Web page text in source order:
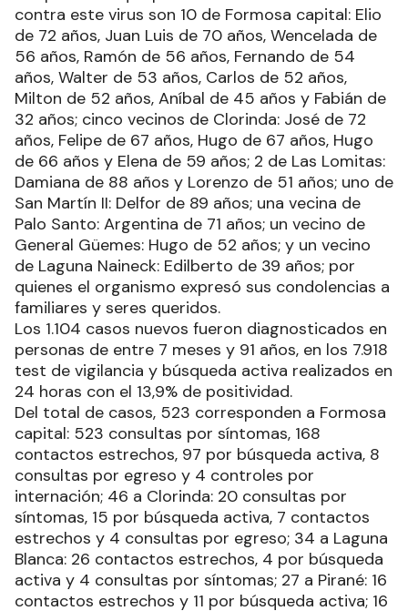
contra este virus son 10 de Formosa capital: Elio
de 72 años, Juan Luis de 70 años, Wencelada de
56 años, Ramón de 56 años, Fernando de 54
años, Walter de 53 años, Carlos de 52 años,
Milton de 52 años, Aníbal de 45 años y Fabián de
32 años; cinco vecinos de Clorinda: José de 72
años, Felipe de 67 años, Hugo de 67 años, Hugo
de 66 años y Elena de 59 años; 2 de Las Lomitas:
Damiana de 88 años y Lorenzo de 51 años; uno de
San Martín II: Delfor de 89 años; una vecina de
Palo Santo: Argentina de 71 años; un vecino de
General Güemes: Hugo de 52 años; y un vecino
de Laguna Naineck: Edilberto de 39 años; por
quienes el organismo expresó sus condolencias a
familiares y seres queridos.
Los 1.104 casos nuevos fueron diagnosticados en
personas de entre 7 meses y 91 años, en los 7.918
test de vigilancia y búsqueda activa realizados en
24 horas con el 13,9% de positividad.
Del total de casos, 523 corresponden a Formosa
capital: 523 consultas por síntomas, 168
contactos estrechos, 97 por búsqueda activa, 8
consultas por egreso y 4 controles por
internación; 46 a Clorinda: 20 consultas por
síntomas, 15 por búsqueda activa, 7 contactos
estrechos y 4 consultas por egreso; 34 a Laguna
Blanca: 26 contactos estrechos, 4 por búsqueda
activa y 4 consultas por síntomas; 27 a Pirané: 16
contactos estrechos y 11 por búsqueda activa; 16